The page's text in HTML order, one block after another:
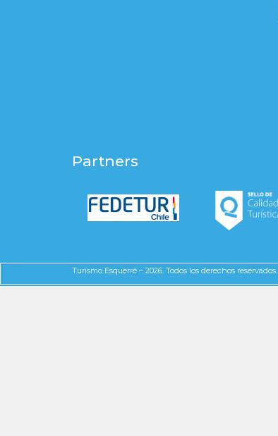
Partners
Turismo Esquerré – 2026. Todos los derechos reservados.